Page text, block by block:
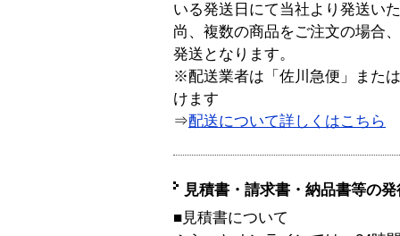
いる発送日にて当社より発送い
尚、複数の商品をご注文の場合
発送となります。
※配送業者は「佐川急便」また
けます
⇒配送について詳しくはこちら
見積書・請求書・納品書等の
■見積書について